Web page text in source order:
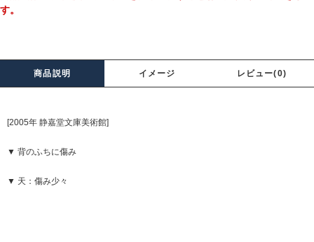
す。
商品説明 イメージ レビュー(0)
[2005年 静嘉堂文庫美術館]
▼ 背のふちに傷み
▼ 天：傷み少々